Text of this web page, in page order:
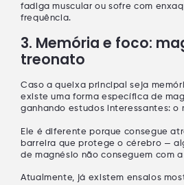
fadiga muscular ou sofre com
frequência.
3. Memória e foco:
treonato
Caso a queixa principal seja
existe uma forma específica de
ganhando estudos interessantes: o
Ele é diferente porque consegue
barreira que protege o cérebro —
de magnésio não conseguem com
Atualmente, já existem ensaios